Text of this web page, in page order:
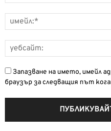
Запазване на името, имейл
браузър за следващия път